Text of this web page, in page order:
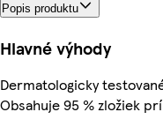
Popis produktu
Hlavné výhody
Dermatologicky
Obsahuje 95 % zložiek